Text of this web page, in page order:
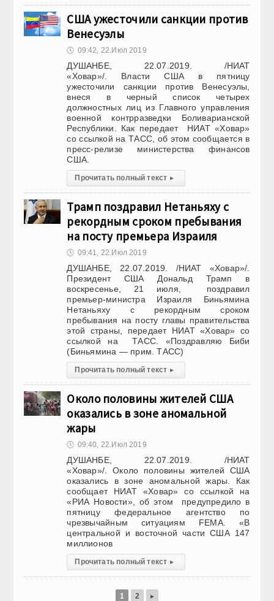
США ужесточили санкции против
Венесуэлы
🕔 09:42, 22.Июл 2019
ДУШАНБЕ, 22.07.2019. /НИАТ
«Ховар»/. Власти США в пятницу
ужесточили санкции против Венесуэлы,
внеся в черный список четырех
должностных лиц из Главного управления
военной контрразведки Боливарианской
Республики. Как передает НИАТ «Ховар»
со ссылкой на ТАСС, об этом сообщается в
пресс-релизе министерства финансов
США.
Прочитать полный текст ▸
Трамп поздравил Нетаньяху с
рекордным сроком пребывания
на посту премьера Израиля
🕔 09:41, 22.Июл 2019
ДУШАНБЕ, 22.07.2019. /НИАТ «Ховар»/.
Президент США Дональд Трамп в
воскресенье, 21 июля, поздравил
премьер-министра Израиля Биньямина
Нетаньяху с рекордным сроком
пребывания на посту главы правительства
этой страны, передает НИАТ «Ховар» со
ссылкой на ТАСС. «Поздравляю Биби
(Биньямина — прим. ТАСС)
Прочитать полный текст ▸
Около половины жителей США
оказались в зоне аномальной
жары
🕔 09:40, 22.Июл 2019
ДУШАНБЕ, 22.07.2019. /НИАТ
«Ховар»/. Около половины жителей США
оказались в зоне аномальной жары. Как
сообщает НИАТ «Ховар» со ссылкой на
«РИА Новости», об этом предупредило в
пятницу федеральное агентство по
чрезвычайным ситуациям FEMA. «В
центральной и восточной части США 147
миллионов
Прочитать полный текст ▸
1 2 ▸